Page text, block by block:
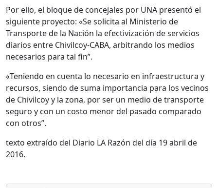
Por ello, el bloque de concejales por UNA presentó el
siguiente proyecto: «Se solicita al Ministerio de
Transporte de la Nación la efectivización de servicios
diarios entre Chivilcoy-CABA, arbitrando los medios
necesarios para tal fin”.
«Teniendo en cuenta lo necesario en infraestructura y
recursos, siendo de suma importancia para los vecinos
de Chivilcoy y la zona, por ser un medio de transporte
seguro y con un costo menor del pasado comparado
con otros”.
texto extraído del Diario LA Razón del día 19 abril de
2016.